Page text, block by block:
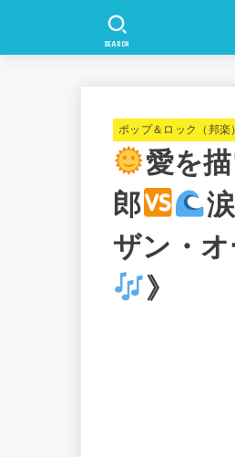
SEARCH
ポップ＆ロック（邦楽）
愛を
郎
ザン・
》